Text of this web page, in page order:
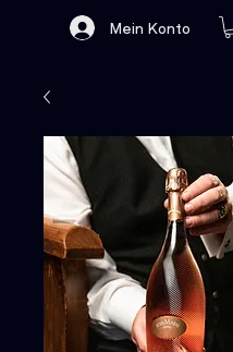
Mein Konto